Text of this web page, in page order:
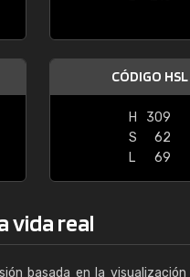
CÓDIGO HSL
H
309
S
62
L
69
vida real
basada en la